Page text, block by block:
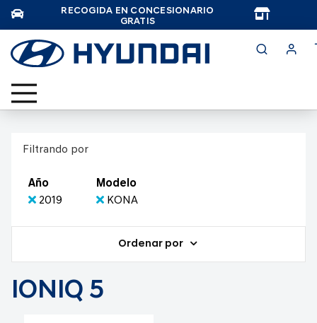
RECOGIDA EN CONCESIONARIO
GRATIS
Filtrando por
Año
2019
Modelo
KONA
Ordenar por
IONIQ 5